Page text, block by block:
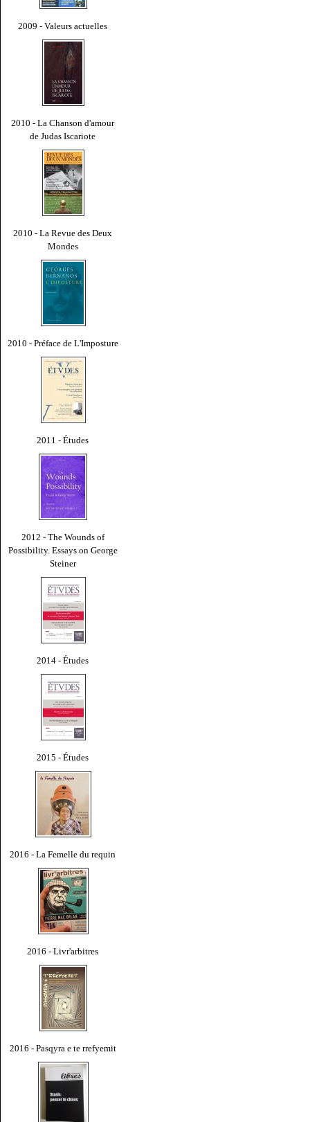
2009 - Valeurs actuelles
2010 - La Chanson d'amour
de Judas Iscariote
2010 - La Revue des Deux
Mondes
2010 - Préface de L'Imposture
2011 - Études
2012 - The Wounds of
Possibility. Essays on George
Steiner
2014 - Études
2015 - Études
2016 - La Femelle du requin
2016 - Livr'arbitres
2016 - Pasqyra e te rrefyemit